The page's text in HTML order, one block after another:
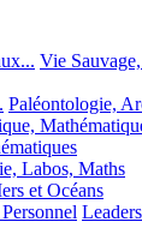
Vie
Paléontologie,
Labos, Maths
et Océans